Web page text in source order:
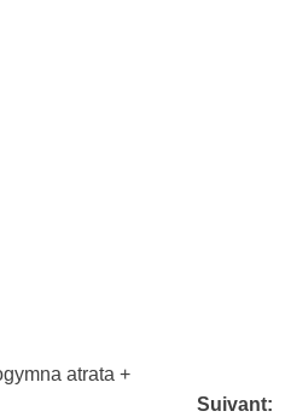
atrata +
Suivant: